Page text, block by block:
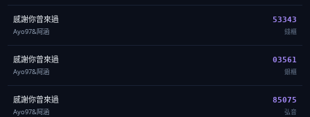
感謝你曾來過
Ayo97&阿涵
53343
錢櫃
感謝你曾來過
Ayo97&阿涵
03561
銀櫃
感謝你曾來過
Ayo97&阿涵
85075
弘音